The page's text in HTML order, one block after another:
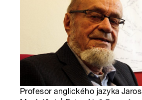
Profesor anglického jazyka